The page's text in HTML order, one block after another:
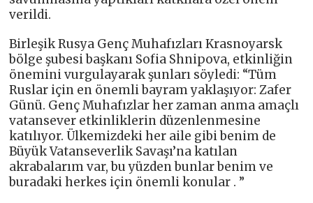
verildi.
Birleşik Rusya Genç Muhafızları Krasnoyarsk
bölge şubesi başkanı Sofia Shnipova, etkinliğin
önemini vurgulayarak şunları söyledi: “Tüm
Ruslar için en önemli bayram yaklaşıyor: Zafer
Günü. Genç Muhafızlar her zaman anma amaçlı
vatansever etkinliklerin düzenlenmesine
katılıyor. Ülkemizdeki her aile gibi benim de
Büyük Vatanseverlik Savaşı’na katılan
akrabalarım var, bu yüzden bunlar benim ve
buradaki herkes için önemli konular . ”